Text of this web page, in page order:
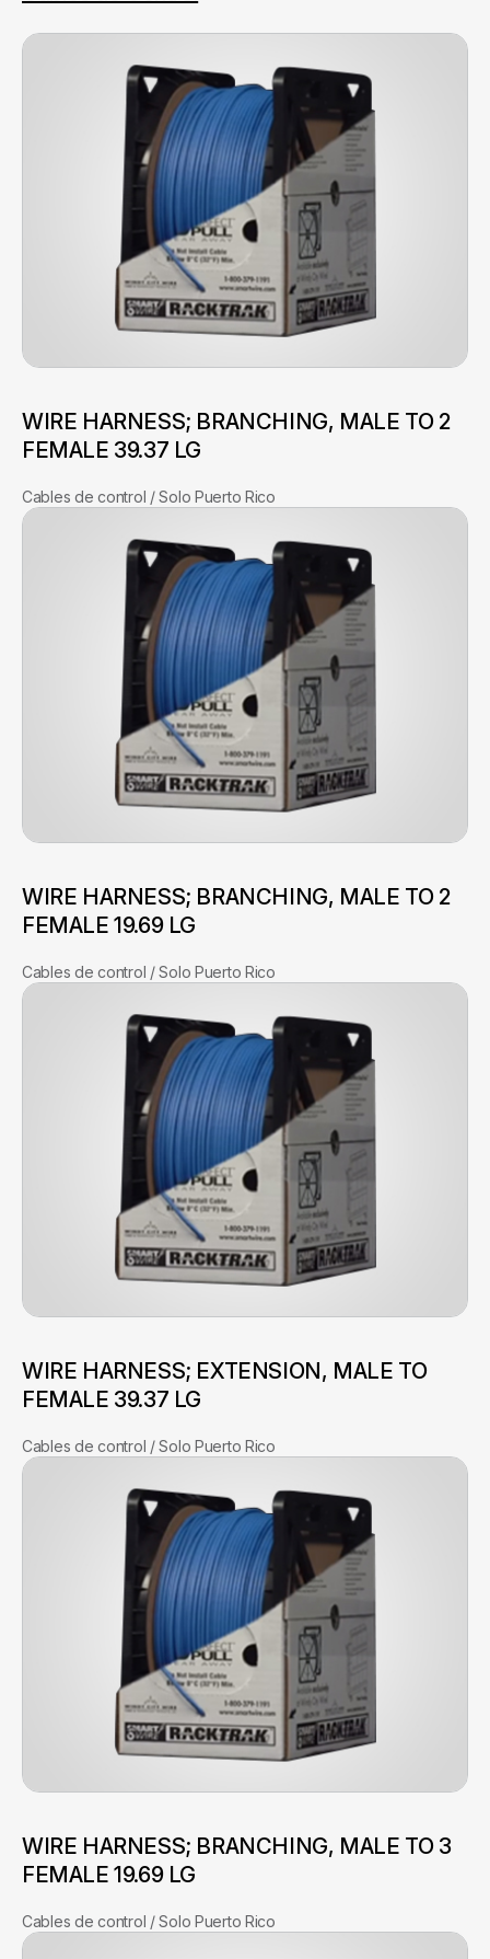
WIRE HARNESS; BRANCHING, MALE TO 2
FEMALE 39.37 LG
Cables de control / Solo Puerto Rico
WIRE HARNESS; BRANCHING, MALE TO 2
FEMALE 19.69 LG
Cables de control / Solo Puerto Rico
WIRE HARNESS; EXTENSION, MALE TO
FEMALE 39.37 LG
Cables de control / Solo Puerto Rico
WIRE HARNESS; BRANCHING, MALE TO 3
FEMALE 19.69 LG
Cables de control / Solo Puerto Rico